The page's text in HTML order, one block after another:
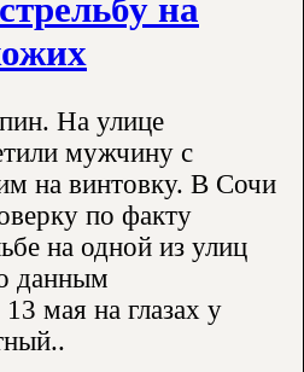
на
На улице
мужчину с
на винтовку. В Сочи
по факту
на одной из улиц
данным
мая на глазах у